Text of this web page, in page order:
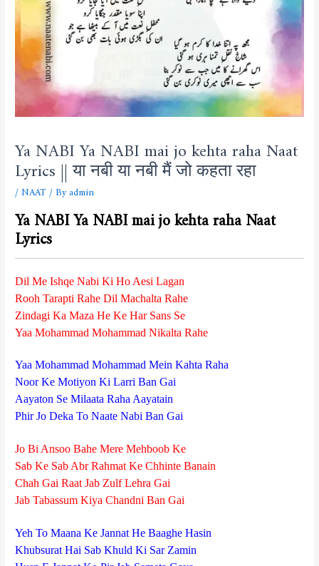
Ya NABI Ya NABI mai jo kehta raha Naat
Lyrics || या नबी या नबी मैं जो कहता रहा
/NAAT/ Byadmin
Ya NABI Ya NABI mai jo kehta raha Naat
Lyrics
Dil Me Ishqe Nabi Ki Ho Aesi Lagan
Rooh Tarapti Rahe Dil Machalta Rahe
Zindagi Ka Maza He Ke Har Sans Se
Yaa Mohammad Mohammad Nikalta Rahe
Yaa Mohammad Mohammad Mein Kahta Raha
Noor Ke Motiyon Ki Larri Ban Gai
Aayaton Se Milaata Raha Aayatain
Phir Jo Deka To Naate Nabi Ban Gai
Jo Bi Ansoo Bahe Mere Mehboob Ke
Sab Ke Sab Abr Rahmat Ke Chhinte Banain
Chah Gai Raat Jab Zulf Lehra Gai
Jab Tabassum Kiya Chandni Ban Gai
Yeh To Maana Ke Jannat He Baaghe Hasin
Khubsurat Hai Sab Khuld Ki Sar Zamin